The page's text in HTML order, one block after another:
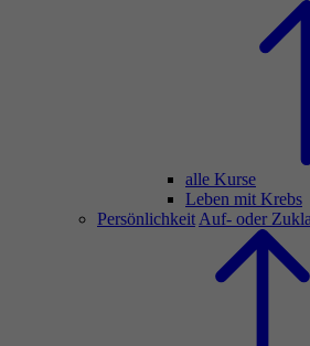
alle Kurse
Leben mit Krebs
Persönlichkeit Auf- oder